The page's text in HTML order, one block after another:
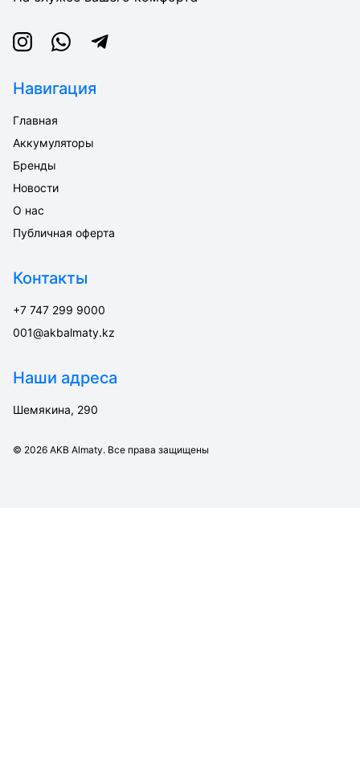
InstagramWhatsappTelegram
Навигация
Главная
Аккумуляторы
Бренды
Новости
О нас
Публичная оферта
Контакты
+7 747 299 9000
001@akbalmaty.kz
Наши адреса
Шемякина, 290
© 2026 AKB Almaty. Все права защищены